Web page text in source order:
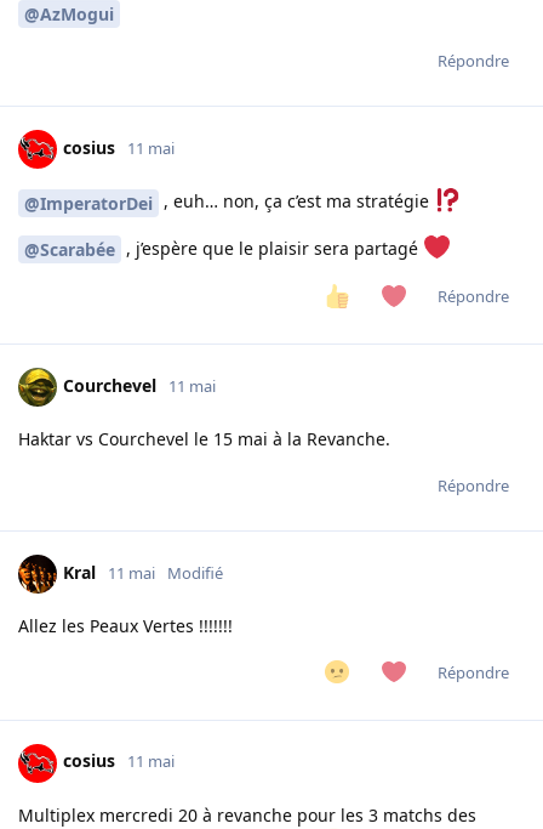
@AzMogui
Répondre
cosius 11 mai
@ImperatorDei , euh… non, ça c’est ma stratégie
@Scarabée , j’espère que le plaisir sera partagé
Répondre
Courchevel 11 mai
Haktar vs Courchevel le 15 mai à la Revanche.
Répondre
Kral 11 mai Modifié
Allez les Peaux Vertes !!!!!!!
Répondre
cosius 11 mai
Multiplex mercredi 20 à revanche pour les 3 matchs des